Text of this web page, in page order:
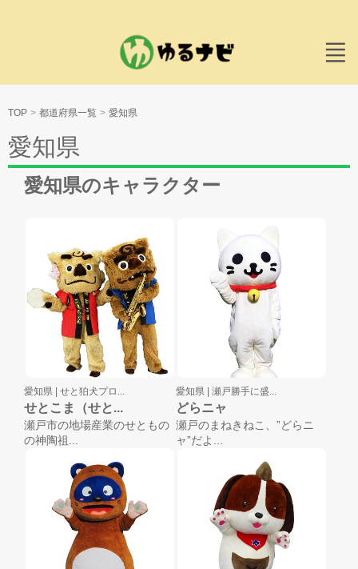
TOP 都道府県一覧 愛知県
愛知県
愛知県のキャラクター
愛知県 | せと狛犬プロ...
せとこま（せと...
瀬戸市の地場産業のせともの
の神陶祖...
愛知県 | 瀬戸勝手に盛...
どらニャ
瀬戸のまねきねこ、”どらニ
ャ”だよ...